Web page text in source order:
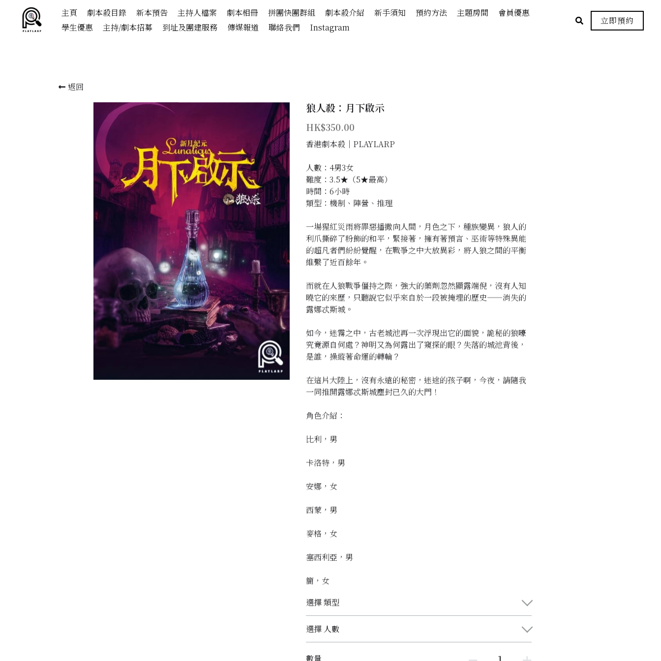
主頁 劇本殺目錄 新本預告 主持人檔案 劇本相冊 拼團快團群組 劇本殺介紹 新手須知 預約方法 主題房間
會員優惠
學生優惠
主持/劇本招募 到址及團建服務 傳媒報道 聯絡我們 Instagram
立即預約
返回
狼人殺：月下啟示
HK$350.00
香港劇本殺│PLAYLARP
人數：4男3女
難度：3.5★（5★最高）
時間：6小時
類型：機制、陣營、推理
一場猩紅災雨將罪惡播撒向人間，月色之下，種族變異，狼人的
利爪撕碎了粉飾的和平，緊接著，擁有著預言、巫術等特殊異能
的超凡者們紛紛覺醒，在戰爭之中大放異彩，將人狼之間的平衡
維繫了近百餘年。
而就在人狼戰爭僵持之際，強大的藥劑忽然顯露端倪，沒有人知
曉它的來歷，只聽說它似乎來自於一段被掩埋的歷史——消失的
露娜忒斯城。
如今，迷霧之中，古老城池再一次浮現出它的面貌，詭秘的狼嚎
究竟源自何處？神明又為何露出了窺探的眼？失落的城池背後，
是誰，操縱著命運的轉輪？
在這片大陸上，沒有永遠的秘密，迷途的孩子啊，今夜，請隨我
一同推開露娜忒斯城塵封已久的大門！
角色介紹：
比利，男
卡洛特，男
安娜，女
西蒙，男
麥格，女
塞西利亞，男
簡，女
選擇 類型
選擇 人數
數量